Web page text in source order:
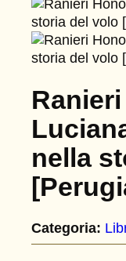
nella
Categoria: